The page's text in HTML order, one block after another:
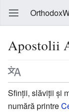
Apostolii
Sfinții, slăviții și
numără printre